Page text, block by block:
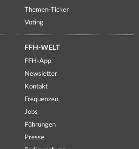
Themen-Ticker
Voting
FFH-WELT
FFH-App
Newsletter
Kontakt
Frequenzen
Jobs
Führungen
Presse